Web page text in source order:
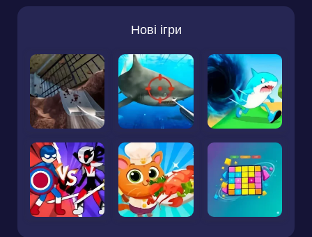
Нові ігри